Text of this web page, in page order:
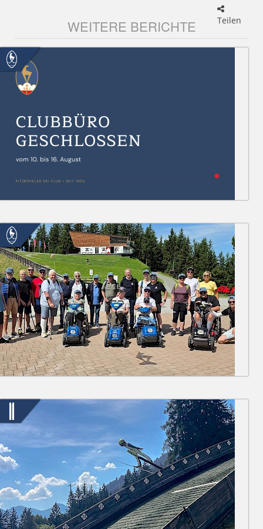
Teilen
WEITERE BERICHTE